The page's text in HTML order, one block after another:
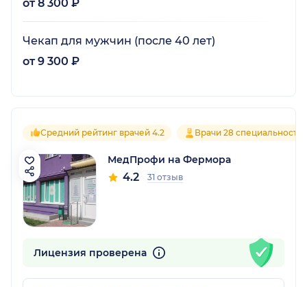
от 8 300 ₽
Чекап для мужчин (после 40 лет)
от 9 300 ₽
Средний рейтинг врачей 4.2 Врачи 28
МедПрофи на Фермора
4.2 31 отзыв
Лицензия проверена